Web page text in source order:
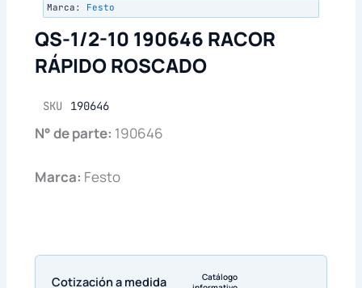
Marca: Festo
QS-1/2-10 190646 RACOR
RÁPIDO ROSCADO
SKU 190646
N° de parte: 190646
Marca: Festo
Cotización a medida
Catálogo